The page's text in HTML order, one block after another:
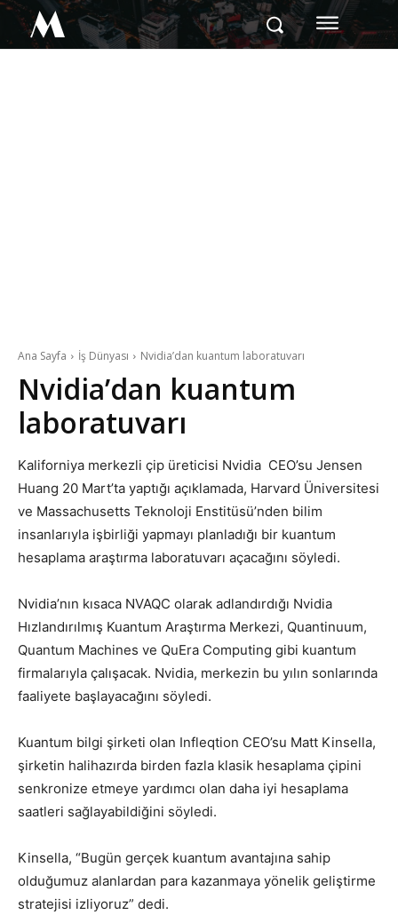
M
Ana Sayfa İş Dünyası Nvidia’dan kuantum laboratuvarı
Nvidia’dan kuantum
laboratuvarı
Kaliforniya merkezli çip üreticisi Nvidia CEO’su Jensen
Huang 20 Mart’ta yaptığı açıklamada, Harvard Üniversitesi
ve Massachusetts Teknoloji Enstitüsü’nden bilim
insanlarıyla işbirliği yapmayı planladığı bir kuantum
hesaplama araştırma laboratuvarı açacağını söyledi.
Nvidia’nın kısaca NVAQC olarak adlandırdığı Nvidia
Hızlandırılmış Kuantum Araştırma Merkezi, Quantinuum,
Quantum Machines ve QuEra Computing gibi kuantum
firmalarıyla çalışacak. Nvidia, merkezin bu yılın sonlarında
faaliyete başlayacağını söyledi.
Kuantum bilgi şirketi olan Infleqtion CEO’su Matt Kinsella,
şirketin halihazırda birden fazla klasik hesaplama çipini
senkronize etmeye yardımcı olan daha iyi hesaplama
saatleri sağlayabildiğini söyledi.
Kinsella, “Bugün gerçek kuantum avantajına sahip
olduğumuz alanlardan para kazanmaya yönelik geliştirme
stratejisi izliyoruz” dedi.